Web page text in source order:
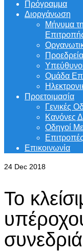
Πρόγραμμα
Διοργάνωση
Μήνυμα
Ομάδα
Προετοιμασία
Γενικές
Κανόνες
Οδηγοί
Επικοινωνία
24 Dec 2018
Το